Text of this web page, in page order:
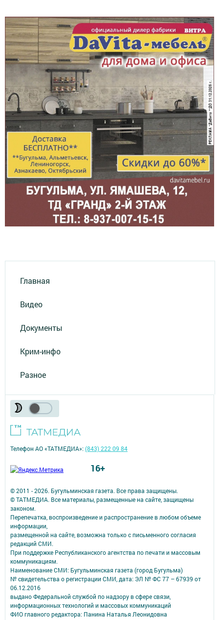
Главная
Видео
Документы
Крим-инфо
Разное
© 2011 - 2026. Бугульминская газета. Все права защищены.
© ТАТМЕДИА. Все материалы, размещенные на сайте, защищены
законом.
Перепечатка, воспроизведение и распространение в любом объеме
информации,
размещенной на сайте, возможна только с письменного согласия
редакций СМИ.
При поддержке Республиканского агентства по печати и массовым
коммуникациям.
Наименование СМИ: Бугульминская газета (город Бугульма)
№ свидетельства о регистрации СМИ, дата: ЭЛ № ФС 77 – 67939 от
06.12.2016
выдано Федеральной службой по надзору в сфере связи,
информационных технологий и массовых коммуникаций
ФИО главного редактора: Панина Наталья Леонидовна
Телефон АО «ТАТМЕДИА»:(843) 222 09 84
16+